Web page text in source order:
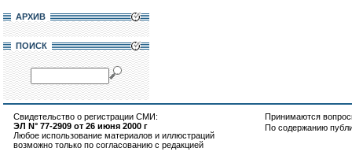
АРХИВ
ПОИСК
Свидетельство о регистрации СМИ:
ЭЛ N° 77-2909 от 26 июня 2000 г
Любое использование материалов и иллюстраций
возможно только по согласованию с редакцией
Принимаются
По содержанию